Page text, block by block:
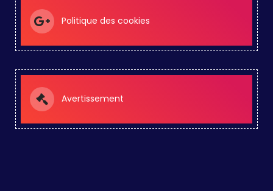
Politique des cookies
Avertissement